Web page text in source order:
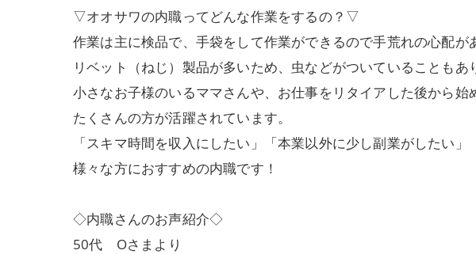
▽オオサワの内職ってどんな作業をするの？▽
作業は主に検品で、手袋をして作業ができるので手荒れの心配が
リベット（ねじ）製品が多いため、虫などがついていることもあ
小さなお子様のいるママさんや、お仕事をリタイアした後から
たくさんの方が活躍されています。
「スキマ時間を収入にしたい」「本業以外に少し副業がしたい
様々な方におすすめの内職です！
◇内職さんのお声紹介◇
50代 Oさまより